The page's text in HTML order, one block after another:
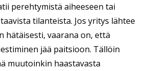
perehtymistä aiheeseen tai
tilanteista. Jos yritys lähtee
hätäisesti, vaarana on, että
jää paitsioon. Tällöin
muutoinkin haastavasta